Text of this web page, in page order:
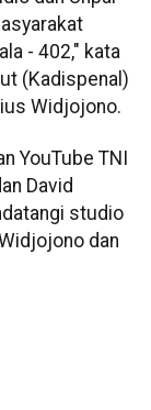
- 402," kata
(Kadispenal)
Widjojono.
YouTube TNI
David
studio
dan